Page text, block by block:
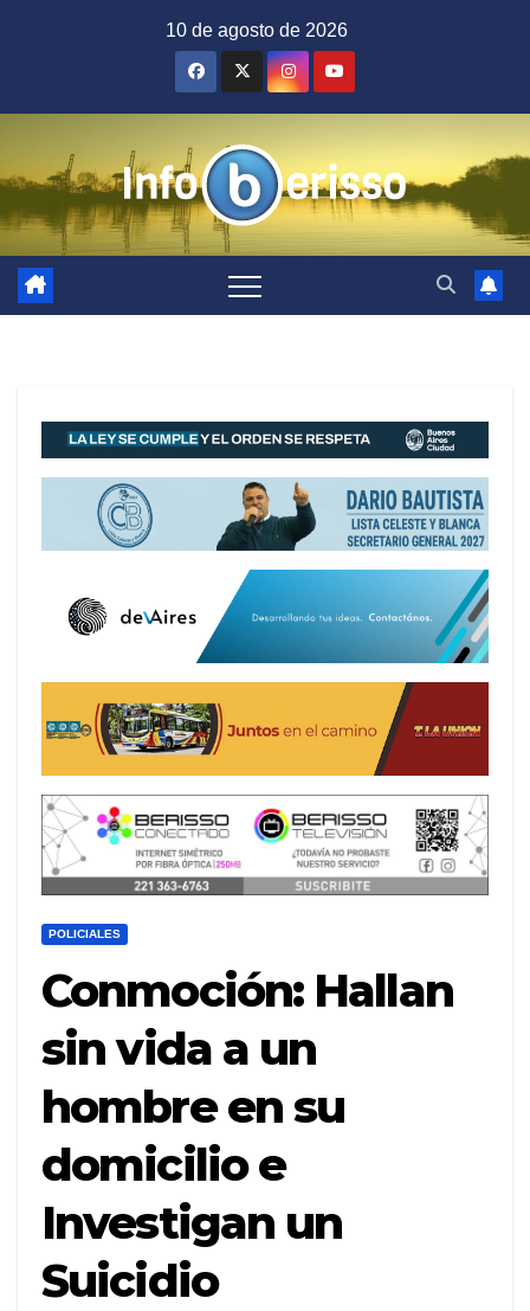
10 de agosto de 2026
POLICIALES
Conmoción: Hallan
sin vida a un
hombre en su
domicilio e
Investigan un
Suicidio